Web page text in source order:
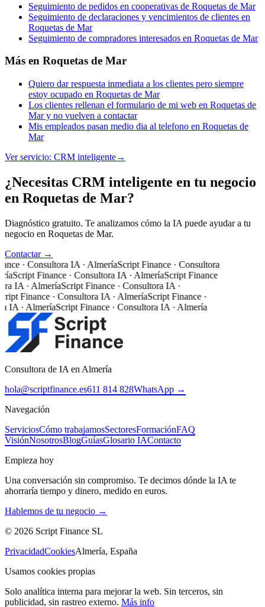
Seguimiento de pedidos en cooperativas de Roquetas de Mar
Seguimiento de declaraciones y vencimientos de clientes en
Roquetas de Mar
Seguimiento de compradores interesados en Roquetas de Mar
Más en Roquetas de Mar
Quiero dar respuesta inmediata a los clientes pero siempre
estoy ocupado en Roquetas de Mar
Los clientes rellenan el formulario de mi web en Roquetas de
Mar y no vuelven a contactar
Mis empleados pasan medio dia al telefono en Roquetas de
Mar
Ver servicio: CRM inteligente→
¿Necesitas CRM inteligente en tu negocio
en Roquetas de Mar?
Diagnóstico gratuito. Te analizamos cómo la IA puede ayudar a tu
negocio en Roquetas de Mar.
Contactar →
· Consultora IA · AlmeríaScript Finance · Consultora
Script Finance · Consultora IA · AlmeríaScript Finance
IA · AlmeríaScript Finance · Consultora IA ·
Finance · Consultora IA · AlmeríaScript Finance ·
IA · AlmeríaScript Finance · Consultora IA · Almería
Consultora de IA en Almería
hola@scriptfinance.es611 814 828WhatsApp →
Navegación
ServiciosCómo trabajamosSectoresFormaciónFAQ
VisiónNosotrosBlogGuíasGlosario IAContacto
Empieza hoy
Una conversación sin compromiso. Te decimos dónde la IA te
ahorraría tiempo y dinero, medido en euros.
Hablemos de tu negocio →
© 2026 Script Finance SL
PrivacidadCookiesAlmería, España
Usamos cookies propias
Solo analítica interna para mejorar la web. Sin terceros, sin
publicidad, sin rastreo externo. Más info